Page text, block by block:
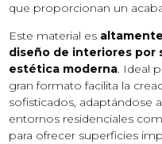
que proporcionan un
Este material es
diseño de interiores por
estética moderna. Ideal
gran formato facilita la
sofisticados, adaptándose
entornos residenciales
para ofrecer superficies